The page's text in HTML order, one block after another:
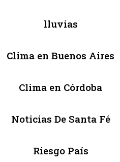
lluvias
Clima en Buenos Aires
Clima en Córdoba
Noticias De Santa Fé
Riesgo País